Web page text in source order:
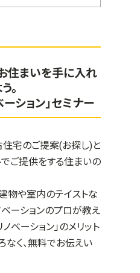
住まいを手に入れ
。
ション」セミナー
住宅のご提案(お探し)と
でご提供をする住まいの
物や室内のテイストな
ベーションのプロが教え
ベーション」のメリット
なく、無料でお伝えい